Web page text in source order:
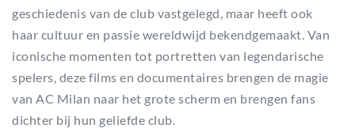
geschiedenis van de club vastgelegd, maar heeft ook
haar cultuur en passie wereldwijd bekendgemaakt. Van
iconische momenten tot portretten van legendarische
spelers, deze films en documentaires brengen de magie
van AC Milan naar het grote scherm en brengen fans
dichter bij hun geliefde club.